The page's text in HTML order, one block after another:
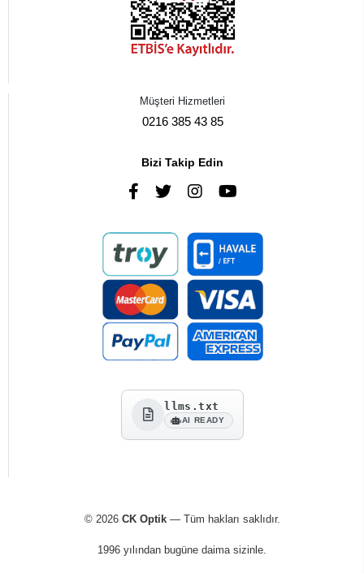
Müşteri Hizmetleri
0216 385 43 85
Bizi Takip Edin
llms.txt
AI READY
© 2026 CK Optik— Tüm hakları saklıdır.
1996 yılından bugüne daima sizinle.